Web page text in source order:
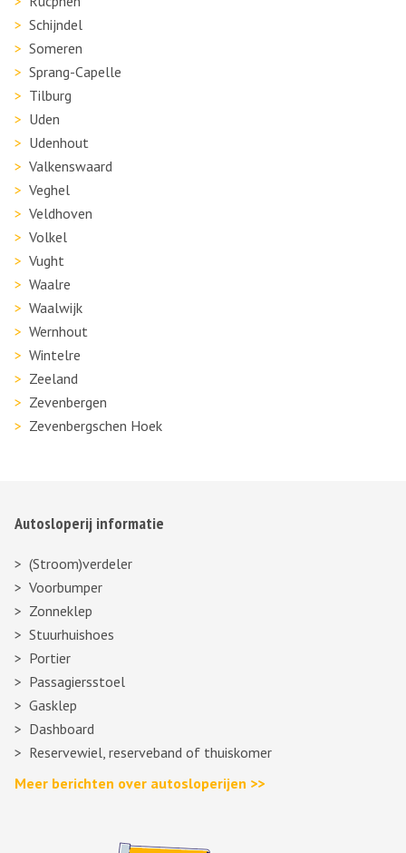
Schijndel
Someren
Sprang-Capelle
Tilburg
Uden
Udenhout
Valkenswaard
Veghel
Veldhoven
Volkel
Vught
Waalre
Waalwijk
Wernhout
Wintelre
Zeeland
Zevenbergen
Zevenbergschen Hoek
Autosloperij informatie
(Stroom)verdeler
Voorbumper
Zonneklep
Stuurhuishoes
Portier
Passagiersstoel
Gasklep
Dashboard
Reservewiel, reserveband of thuiskomer
Meer berichten over autosloperijen >>